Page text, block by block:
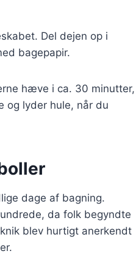
Del dejen op i
bagepapir.
hæve i ca. 30 minutter,
og lyder hule, når du
dage af bagning.
da folk begyndte
blev hurtigt anerkendt